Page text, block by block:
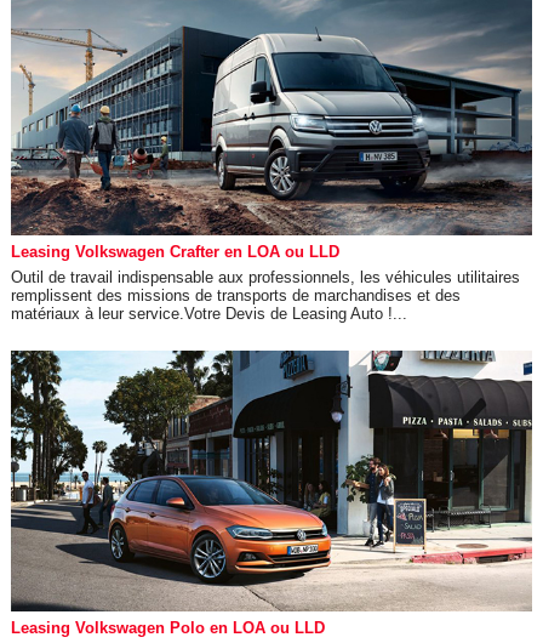
Leasing Volkswagen Crafter en LOA ou LLD
Outil de travail indispensable aux professionnels, les véhicules utilitaires
remplissent des missions de transports de marchandises et des
matériaux à leur service.Votre Devis de Leasing Auto !...
Leasing Volkswagen Polo en LOA ou LLD